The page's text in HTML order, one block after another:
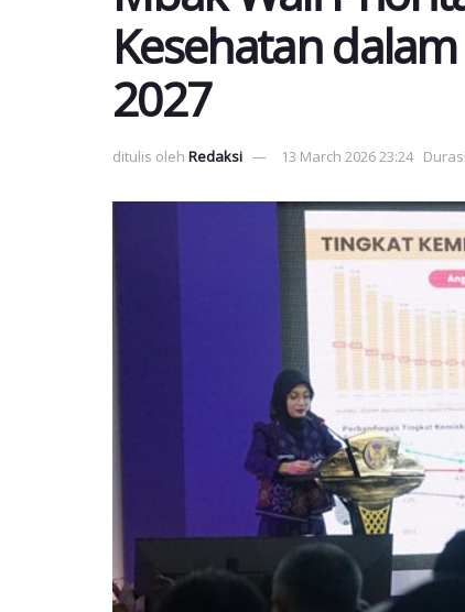
Kesehatan
2027
ditulis oleh Redaksi 13 March 2026 23:24